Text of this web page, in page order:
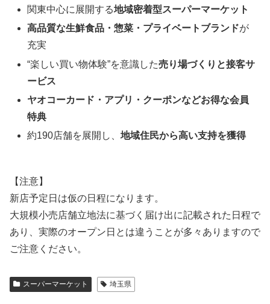
関東中心に展開する地域密着型スーパーマーケット
高品質な生鮮食品・惣菜・プライベートブランドが
充実
“楽しい買い物体験”を意識した売り場づくりと接客サ
ービス
ヤオコーカード・アプリ・クーポンなどお得な会員
特典
約190店舗を展開し、地域住民から高い支持を獲得
【注意】
新店予定日は仮の日程になります。
大規模小売店舗立地法に基づく届け出に記載された日程で
あり、実際のオープン日とは違うことが多々ありますので
ご注意ください。
スーパーマーケット 埼玉県